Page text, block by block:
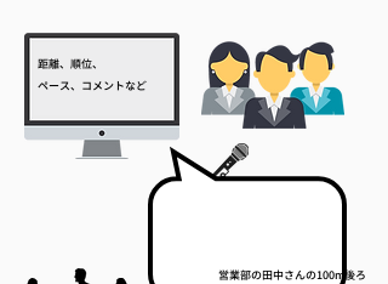
距離、順位、
ペース、コメントなど
営業部の田中さんの100m後ろ